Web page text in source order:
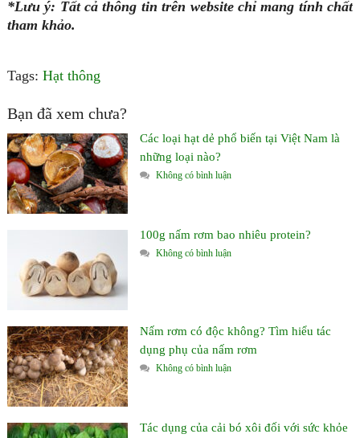
*Lưu ý: Tất cả thông tin trên website chỉ mang tính chất
tham khảo.
Tags: Hạt thông
Bạn đã xem chưa?
Các loại hạt dẻ phổ biến tại Việt Nam là
những loại nào?
Không có bình luận
100g nấm rơm bao nhiêu protein?
Không có bình luận
Nấm rơm có độc không? Tìm hiểu tác
dụng phụ của nấm rơm
Không có bình luận
Tác dụng của cải bó xôi đối với sức khỏe